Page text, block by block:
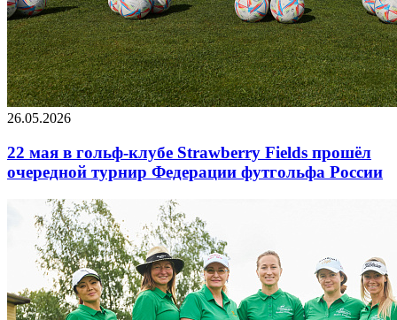
26.05.2026
22 мая в гольф-клубе Strawberry Fields прошёл
очередной турнир Федерации футгольфа России